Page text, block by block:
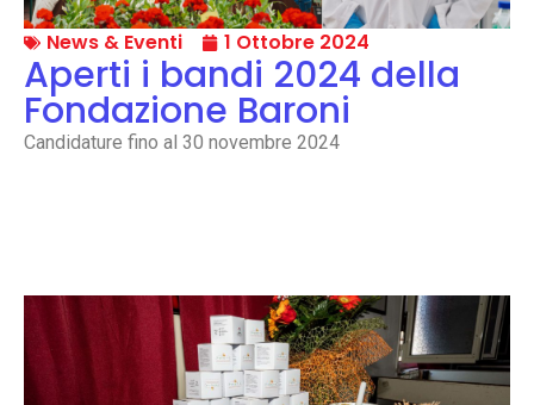
News & Eventi 1 Ottobre 2024
Aperti i bandi 2024 della
Fondazione Baroni
Candidature fino al 30 novembre 2024